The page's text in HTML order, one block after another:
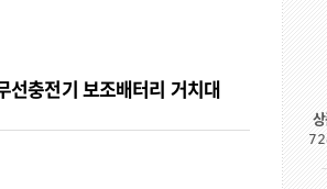
충전기 보조배터리 거치대